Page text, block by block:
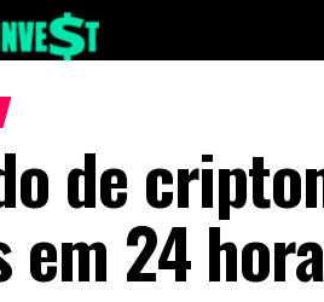
de
em 24